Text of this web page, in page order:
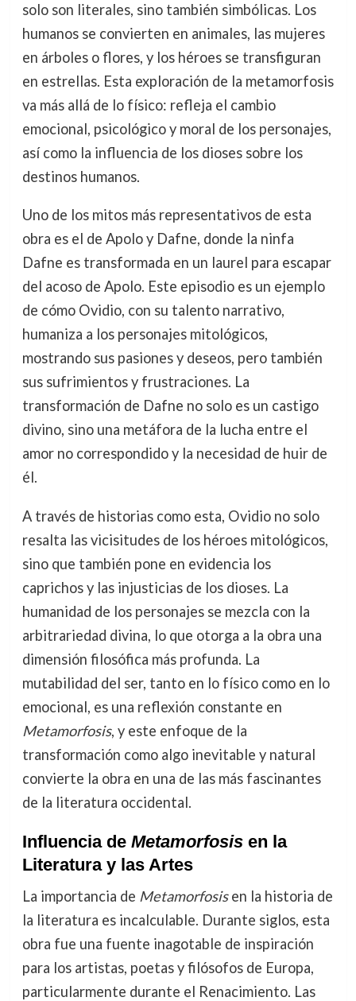
solo son literales, sino también simbólicas. Los
humanos se convierten en animales, las mujeres
en árboles o flores, y los héroes se transfiguran
en estrellas. Esta exploración de la metamorfosis
va más allá de lo físico: refleja el cambio
emocional, psicológico y moral de los personajes,
así como la influencia de los dioses sobre los
destinos humanos.
Uno de los mitos más representativos de esta
obra es el de Apolo y Dafne, donde la ninfa
Dafne es transformada en un laurel para escapar
del acoso de Apolo. Este episodio es un ejemplo
de cómo Ovidio, con su talento narrativo,
humaniza a los personajes mitológicos,
mostrando sus pasiones y deseos, pero también
sus sufrimientos y frustraciones. La
transformación de Dafne no solo es un castigo
divino, sino una metáfora de la lucha entre el
amor no correspondido y la necesidad de huir de
él.
A través de historias como esta, Ovidio no solo
resalta las vicisitudes de los héroes mitológicos,
sino que también pone en evidencia los
caprichos y las injusticias de los dioses. La
humanidad de los personajes se mezcla con la
arbitrariedad divina, lo que otorga a la obra una
dimensión filosófica más profunda. La
mutabilidad del ser, tanto en lo físico como en lo
emocional, es una reflexión constante en
Metamorfosis, y este enfoque de la
transformación como algo inevitable y natural
convierte la obra en una de las más fascinantes
de la literatura occidental.
Influencia de Metamorfosisen la
Literatura y las Artes
La importancia de Metamorfosisen la historia de
la literatura es incalculable. Durante siglos, esta
obra fue una fuente inagotable de inspiración
para los artistas, poetas y filósofos de Europa,
particularmente durante el Renacimiento. Las